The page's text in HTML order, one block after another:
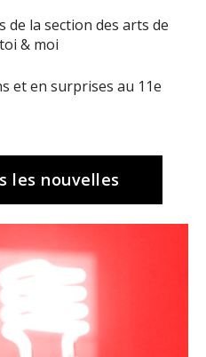
de la section des arts de
& moi
et en surprises au 11e
les nouvelles
fenêtre)